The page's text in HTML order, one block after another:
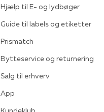
Hjælp til E- og lydbøger
Guide til labels og etiketter
Prismatch
Bytteservice og returnering
Salg til erhverv
App